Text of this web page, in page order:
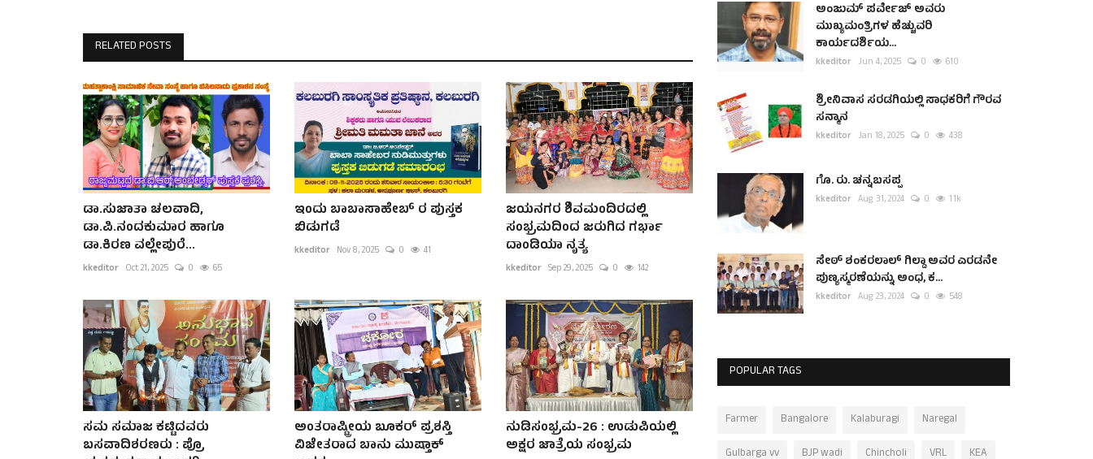
RELATED POSTS
ಡಾ.ಸುಜಾತಾ ಚಲವಾದಿ,
ಡಾ.ಪಿ.ನಂದಕುಮಾರ ಹಾಗೂ
ಡಾ.ಕಿರಣ ವಲ್ಲೇಪುರೆ...
kkeditor Oct 21, 2025 0 65
ಇಂದು ಬಾಬಾಸಾಹೇಬ್ ರ ಪುಸ್ತಕ
ಬಿಡುಗಡೆ
kkeditor Nov 8, 2025 0 41
ಜಯನಗರ ಶಿವಮಂದಿರದಲ್ಲಿ
ಸಂಭ್ರಮದಿಂದ ಜರುಗಿದ ಗರ್ಭಾ
ದಾಂಡಿಯಾ ನೃತ್ಯ
kkeditor Sep 29, 2025 0 142
ಸಮ ಸಮಾಜ ಕಟ್ಟಿದವರು
ಬಸವಾದಿಶರಣರು : ಪ್ರೊ
ಅಂತರಾಷ್ಟ್ರೀಯ ಬೂಕರ್‌ ಪ್ರಶಸ್ತಿ
ವಿಜೇತರಾದ ಬಾನು ಮುಷ್ತಾಕ್
ನುಡಿಸಂಭ್ರಮ-26 : ಉಡುಪಿಯಲ್ಲಿ
ಅಕ್ಷರ ಜಾತ್ರೆಯ ಸಂಭ್ರಮ
ಅಂಜುಮ್ ಪರ್ವೇಜ್ ಅವರು
ಮುಖ್ಯಮಂತ್ರಿಗಳ ಹೆಚ್ಚುವರಿ
ಕಾರ್ಯದರ್ಶಿಯ...
kkeditor Jun 4, 2025 0 610
ಶ್ರೀನಿವಾಸ ಸರಡಗಿಯಲ್ಲಿ ಸಾಧಕರಿಗೆ ಗೌರವ
ಸನ್ಮಾನ
kkeditor Jan 18, 2025 0 438
ಗೊ. ರು. ಚನ್ನಬಸಪ್ಪ
kkeditor Aug 31, 2024 0 1.1k
ಸೇಠ್ ಶಂಕರಲಾಲ್ ಗಿಲ್ಡಾ ಅವರ ಎರಡನೇ
ಪುಣ್ಯಸ್ಮರಣೆಯನ್ನು ಅಂಧ, ಕ...
kkeditor Aug 23, 2024 0 548
POPULAR TAGS
Farmer Bangalore Kalaburagi
Naregal
Gulbarga vv
BJP wadi Chincholi VRL
KEA